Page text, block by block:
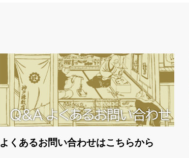
よくあるお問い合わせはこちらから